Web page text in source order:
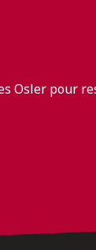
Osler pour